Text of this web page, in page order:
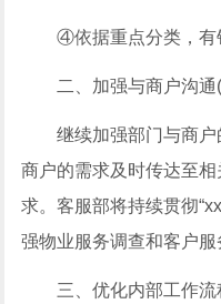
④依据重点分类，有
二、加强与商户沟
继续加强部门与商
商户的需求及时传达至
求。客服部将持续贯彻
强物业服务调查和客户服
三、优化内部工作流